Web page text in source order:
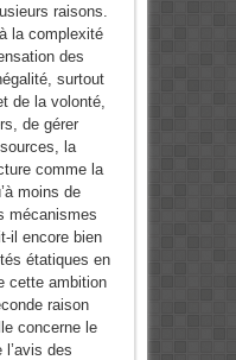
raisons.
la complexité
des
surtout
de la volonté,
de gérer
la
comme la
moins de
mécanismes
il encore bien
étatiques en
cette ambition
raison
concerne le
l’avis des